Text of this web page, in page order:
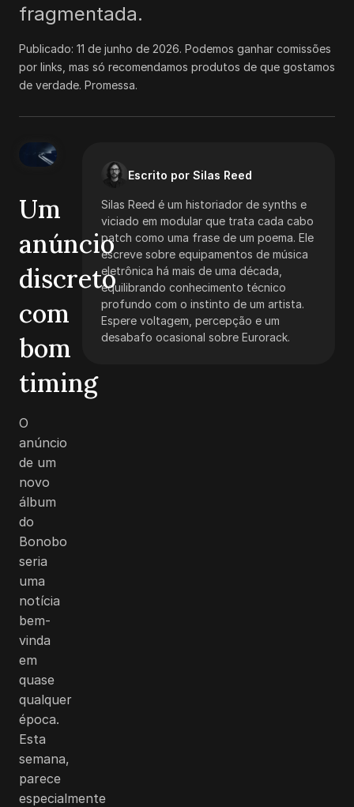
fragmentada.
Publicado: 11 de junho de 2026. Podemos ganhar comissões
por links, mas só recomendamos produtos de que gostamos
de verdade. Promessa.
Escrito por Silas Reed
Silas Reed é um historiador de synths e
viciado em modular que trata cada cabo
patch como uma frase de um poema. Ele
escreve sobre equipamentos de música
eletrônica há mais de uma década,
equilibrando conhecimento técnico
profundo com o instinto de um artista.
Espere voltagem, percepção e um
desabafo ocasional sobre Eurorack.
Um
anúncio
discreto
com
bom
timing
O
anúncio
de um
novo
álbum
do
Bonobo
seria
uma
notícia
bem-
vinda
em
quase
qualquer
época.
Esta
semana,
parece
especialmente